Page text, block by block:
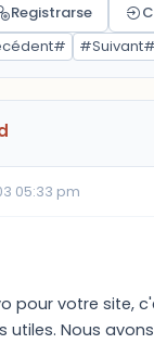
Registrarse
#Suivant#
05:33 pm
pour votre site,
Nous